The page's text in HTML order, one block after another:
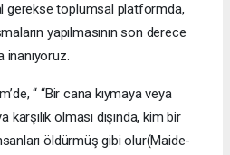
gerekse toplumsal platformda,
yapılmasının son derece
inanıyoruz.
“ “Bir cana kıymaya veya
olması dışında, kim bir
öldürmüş gibi olur(Maide-